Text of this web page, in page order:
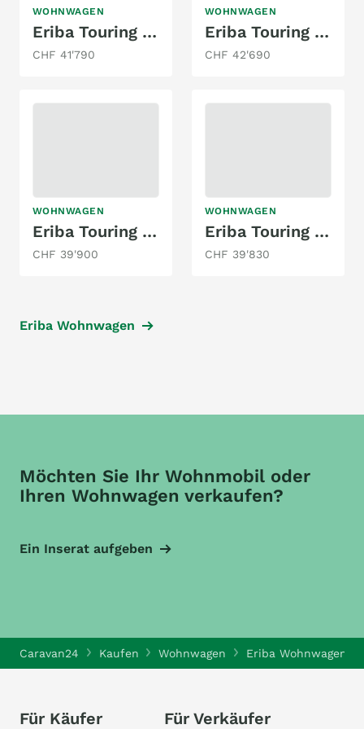
WOHNWAGEN
Eriba Touring 550
CHF 41'790
WOHNWAGEN
Eriba Touring 542 Urban
CHF 42'690
WOHNWAGEN
Eriba Touring 642 Edition Legend
CHF 39'900
WOHNWAGEN
Eriba Touring 542 Urban
CHF 39'830
Eriba Wohnwagen
Möchten Sie Ihr Wohnmobil oder
Ihren Wohnwagen verkaufen?
Ein Inserat aufgeben
Caravan24 Kaufen Wohnwagen Eriba Wohnwagen
Für Käufer Für Verkäufer